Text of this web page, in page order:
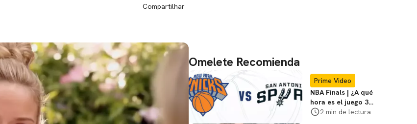
Compartilhar
Omelete Recomienda
Prime Video
NBA Finals | ¿A qué
hora es el juego 3
entre los Knicks vs
2 min de lectura